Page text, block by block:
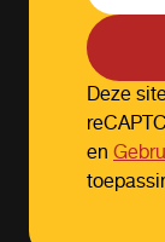
Deze
en